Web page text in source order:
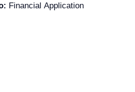
Financial Application